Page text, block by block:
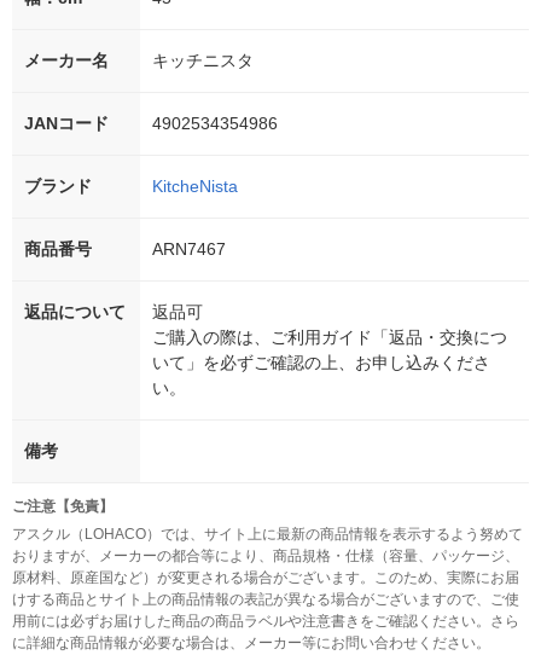
メーカー名 キッチニスタ
JANコード 4902534354986
ブランド KitcheNista
商品番号 ARN7467
返品について
返品可
ご購入の際は、ご利用ガイド「返品・交換につ
いて」を必ずご確認の上、お申し込みくださ
い。
備考
ご注意【免責】
アスクル（LOHACO）では、サイト上に最新の商品情報を表示するよう努めて
おりますが、メーカーの都合等により、商品規格・仕様（容量、パッケージ、
原材料、原産国など）が変更される場合がございます。このため、実際にお届
けする商品とサイト上の商品情報の表記が異なる場合がございますので、ご使
用前には必ずお届けした商品の商品ラベルや注意書きをご確認ください。さら
に詳細な商品情報が必要な場合は、メーカー等にお問い合わせください。